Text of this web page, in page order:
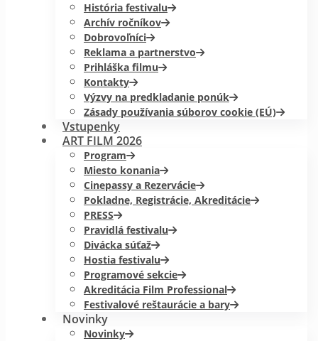
História festivalu
Archív ročníkov
Dobrovoľníci
Reklama a partnerstvo
Prihláška filmu
Kontakty
Výzvy na predkladanie ponúk
Zásady používania súborov cookie (EÚ)
Vstupenky
ART FILM 2026
Program
Miesto konania
Cinepassy a Rezervácie
Pokladne, Registrácie, Akreditácie
PRESS
Pravidlá festivalu
Divácka súťaž
Hostia festivalu
Programové sekcie
Akreditácia Film Professional
Festivalové reštaurácie a bary
Novinky
Novinky